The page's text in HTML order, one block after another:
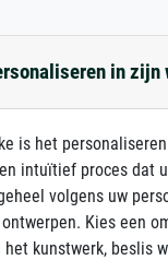
in zijn
is het
intuïtief proces dat
volgens uw
Kies een
kunstwerk, beslis